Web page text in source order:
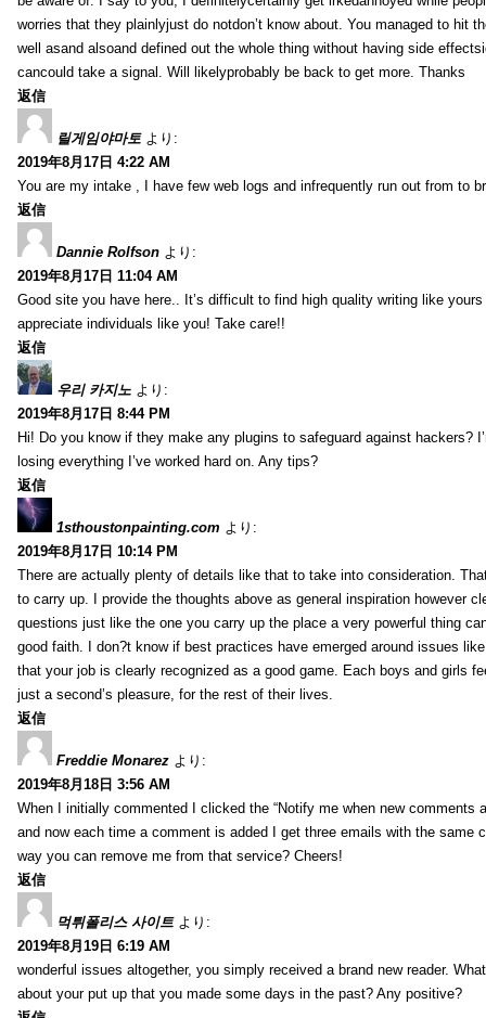
worries that they plainlyjust do notdon’t know about. You managed to hit
well asand alsoand defined out the whole thing without having side
cancould take a signal. Will likelyprobably be back to get more. Thanks
返信
릴게임야마토 より:
2019年8月17日 4:22 AM
You are my intake , I have few web logs and infrequently run out from to
返信
Dannie Rolfson より:
2019年8月17日 11:04 AM
Good site you have here.. It’s difficult to find high quality writing like
appreciate individuals like you! Take care!!
返信
우리 카지노 より:
2019年8月17日 8:44 PM
Hi! Do you know if they make any plugins to safeguard against hackers?
losing everything I’ve worked hard on. Any tips?
返信
1sthoustonpainting.com より:
2019年8月17日 10:14 PM
There are actually plenty of details like that to take into consideration.
to carry up. I provide the thoughts above as general inspiration however
questions just like the one you carry up the place a very powerful thing
good faith. I don?t know if best practices have emerged around issues
that your job is clearly recognized as a good game. Each boys and girls
just a second’s pleasure, for the rest of their lives.
返信
Freddie Monarez より:
2019年8月18日 3:56 AM
When I initially commented I clicked the “Notify me when new comments
and now each time a comment is added I get three emails with the same
way you can remove me from that service? Cheers!
返信
먹튀폴리스 사이트 より:
2019年8月19日 6:19 AM
wonderful issues altogether, you simply received a brand new reader.
about your put up that you made some days in the past? Any positive?